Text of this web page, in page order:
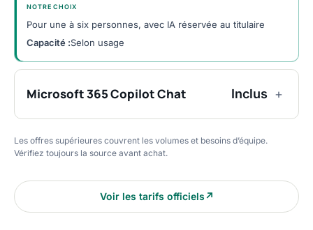
NOTRE CHOIX
Pour une à six personnes, avec IA réservée au titulaire
Capacité :Selon usage
Microsoft 365 Copilot Chat Inclus +
Les offres supérieures couvrent les volumes et besoins d’équipe.
Vérifiez toujours la source avant achat.
Voir les tarifs officiels↗